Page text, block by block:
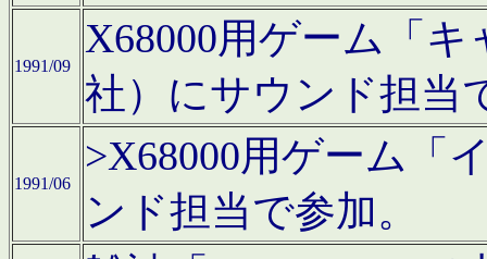
1991/09
X68000用ゲーム「
社）にサウンド担当
1991/06
>X68000用ゲーム「
ンド担当で参加。